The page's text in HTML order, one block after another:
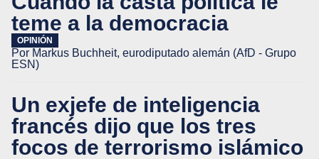
teme a la democracia
OPINIÓN
Por Markus Buchheit, eurodiputado alemán (AfD - Grupo
ESN)
Un exjefe de inteligencia
francés dijo que los tres
focos de terrorismo islámico